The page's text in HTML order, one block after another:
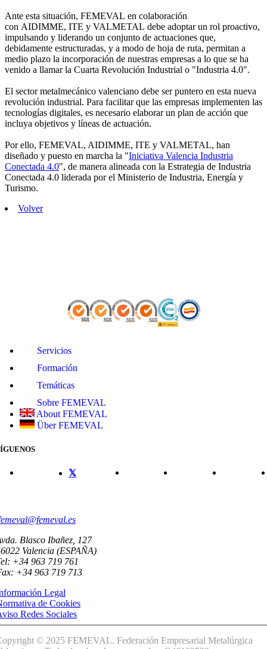
Ante esta situación, FEMEVAL en colaboración
con AIDIMME, ITE y VALMETAL debe adoptar un rol proactivo,
impulsando y liderando un conjunto de actuaciones que,
debidamente estructuradas, y a modo de hoja de ruta, permitan a
medio plazo la incorporación de nuestras empresas a lo que se ha
venido a llamar la Cuarta Revolución Industrial o "Industria 4.0".
El sector metalmecánico valenciano debe ser puntero en esta nueva
revolución industrial. Para facilitar que las empresas implementen las
tecnologías digitales, es necesario elaborar un plan de acción que
incluya objetivos y líneas de actuación.
Por ello, FEMEVAL, AIDIMME, ITE y VALMETAL, han
diseñado y puesto en marcha la "Iniciativa Valencia Industria
Conectada 4.0", de manera alineada con la Estrategia de Industria
Conectada 4.0 liderada por el Ministerio de Industria, Energía y
Turismo.
Volver
Servicios
Formación
Temáticas
Sobre FEMEVAL
About FEMEVAL
Über FEMEVAL
Blasco Ibañez, 127
Valencia (ESPAÑA)
+34 963 719 761
+34 963 719 713
Legal
de Cookies
Redes Sociales
© 2025 FEMEVAL. Federación Empresarial Metalúrgica